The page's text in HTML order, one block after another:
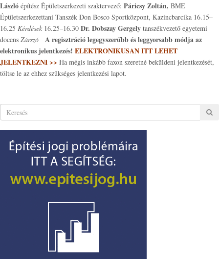
László építész Épületszerkezeti szaktervező: Páricsy Zoltán, BME
Épületszerkezettani Tanszék Don Bosco Sportközpont, Kazincbarcika 16.15–
16.25 Kérdések 16.25–16.30 Dr. Dobszay Gergely tanszékvezető egyetemi
docens Zárszó
A regisztráció legegyszerűbb és leggyorsabb módja az
elektronikus jelentkezés! ELEKTRONIKUSAN ITT LEHET
JELENTKEZNI >> Ha mégis inkább faxon szeretné beküldeni jelentkezését,
töltse le az ehhez szükséges jelentkezési lapot.